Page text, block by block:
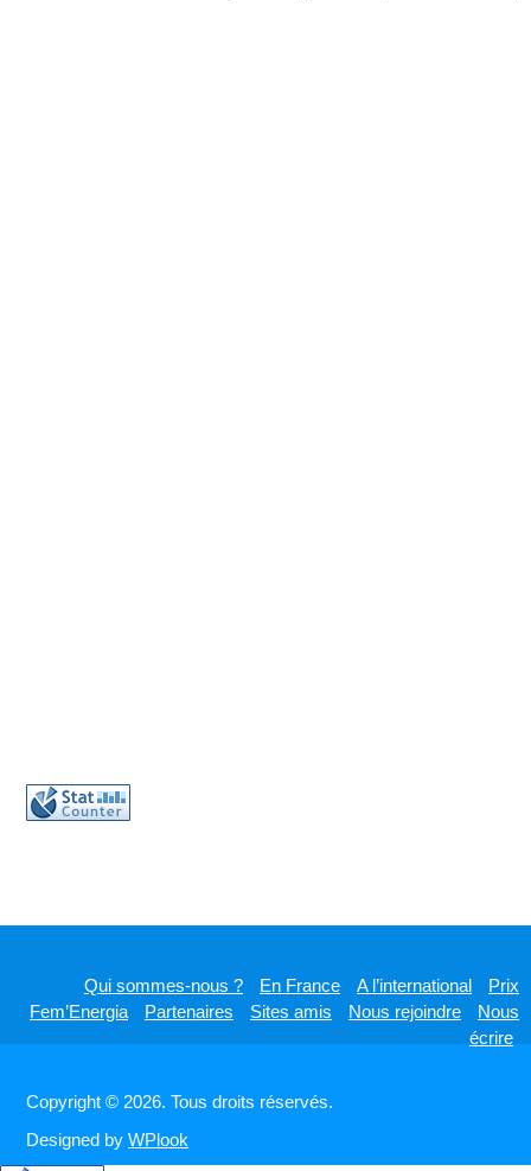
Qui sommes-nous ? En France A l’international
Prix
Fem’Energia
Partenaires Sites amis Nous rejoindre
Nous
écrire
Copyright © 2026. Tous droits réservés.
Designed byWPlook